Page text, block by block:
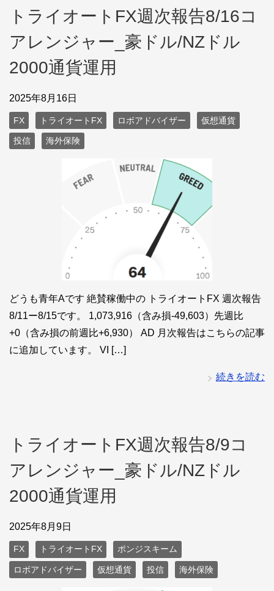
トライオートFX週次報告8/16コ
アレンジャー_豪ドル/NZドル
2000通貨運用
2025年8月16日
FX トライオートFX ロボアドバイザー 仮想通貨
投信 海外保険
どうも青年Aです 絶賛稼働中の トライオートFX 週次報告
8/11ー8/15です。 1,073,916（含み損-49,603）先週比
+0（含み損の前週比+6,930） AD 月次報告はこちらの記事
に追加しています。 VI […]
続きを読む
トライオートFX週次報告8/9コ
アレンジャー_豪ドル/NZドル
2000通貨運用
2025年8月9日
FX トライオートFX ポンジスキーム
ロボアドバイザー 仮想通貨 投信 海外保険